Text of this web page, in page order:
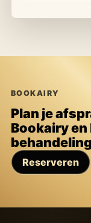
BOOKAIRY
Plan je
Bookairy
Reserveren